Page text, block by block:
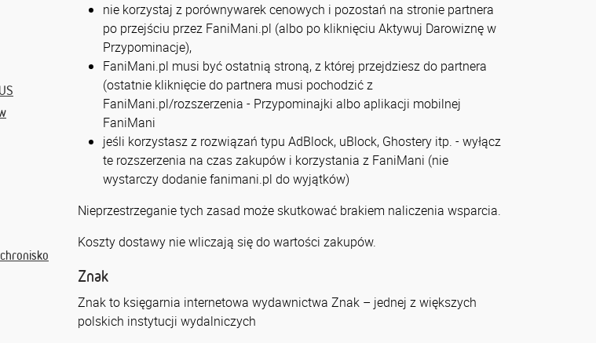
nie korzystaj z porównywarek cenowych i pozostań na stronie partnera
po przejściu przez FaniMani.pl (albo po kliknięciu Aktywuj Darowiznę w
Przypominacje),
FaniMani.pl musi być ostatnią stroną, z której przejdziesz do partnera
(ostatnie kliknięcie do partnera musi pochodzić z
FaniMani.pl/rozszerzenia - Przypominajki albo aplikacji mobilnej
FaniMani
jeśli korzystasz z rozwiązań typu AdBlock, uBlock, Ghostery itp. - wyłącz
te rozszerzenia na czas zakupów i korzystania z FaniMani (nie
wystarczy dodanie fanimani.pl do wyjątków)
Nieprzestrzeganie tych zasad może skutkować brakiem naliczenia wsparcia.
Koszty dostawy nie wliczają się do wartości zakupów.
Znak
Znak to księgarnia internetowa wydawnictwa Znak – jednej z większych
polskich instytucji wydalniczych